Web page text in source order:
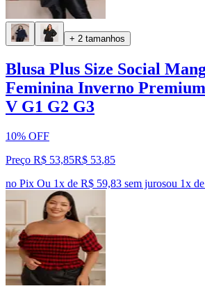
+ 2 tamanhos
Blusa Plus Size Social
Feminina Inverno
V G1 G2 G3
10% OFF
Preço R$ 53,85R$ 53,85
no Pix Ou 1x de R$ 59,83 sem jurosou 1x de